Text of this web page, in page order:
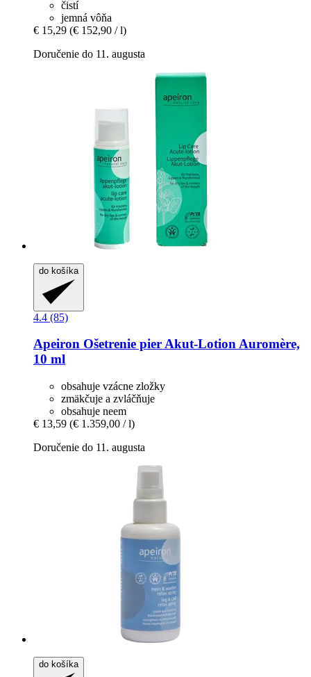
čistí
jemná vôňa
€ 15,29 (€ 152,90 / l)
Doručenie do 11. augusta
do košíka
4.4 (85)
Apeiron Ošetrenie pier Akut-​Lotion Auromère,
10 ml
obsahuje vzácne zložky
zmäkčuje a zvláčňuje
obsahuje neem
€ 13,59 (€ 1.359,00 / l)
Doručenie do 11. augusta
do košíka